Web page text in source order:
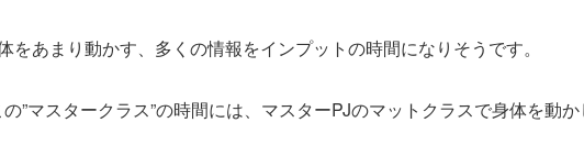
をあまり動かす、多くの情報をインプットの時間になりそうです。
”マスタークラス”の時間には、マスターPJのマットクラスで身体を動か